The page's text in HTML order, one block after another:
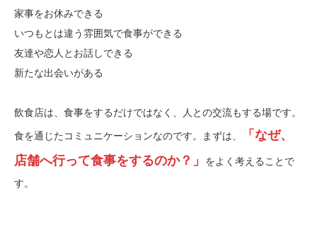
家事をお休みできる
いつもとは違う雰囲気で食事ができる
友達や恋人とお話しできる
新たな出会いがある
飲食店は、食事をするだけではなく、人との交流もする場です。
食を通じたコミュニケーションなのです。まずは、
「なぜ、
店舗へ行って食事をするのか？」
をよく考えることで
す。